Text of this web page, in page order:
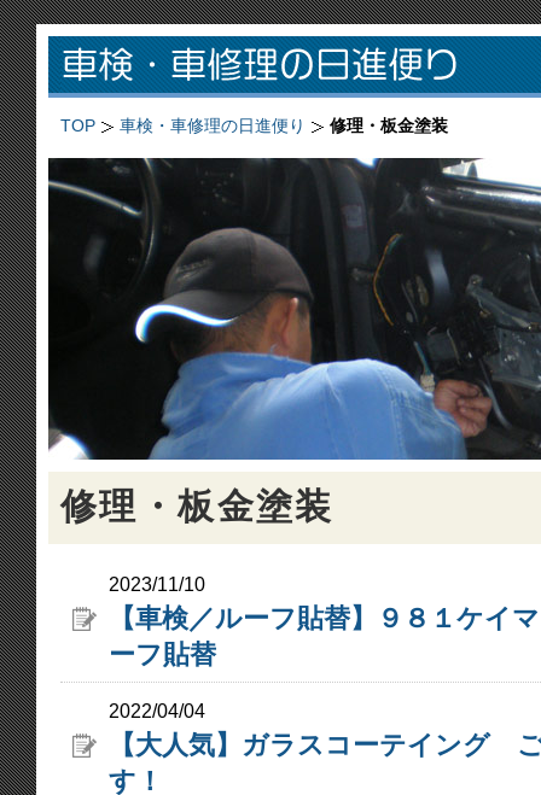
TOP 車検・車修理の日進便り 修理・板金塗装
修理・板金塗装
2023/11/10
【車検／ルーフ貼替】９８１ケ
ーフ貼替
2022/04/04
【大人気】ガラスコーテイング
す！